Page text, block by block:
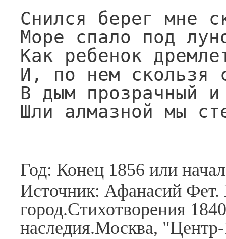
Снился берег мне
Море спало под
Как ребенок
И, по нем скользя
В дым прозрачный и
Шли алмазной мы
Год: Конец 1856 или
Источник: Афанасий
город.Стихотворения
наследия.Москва,